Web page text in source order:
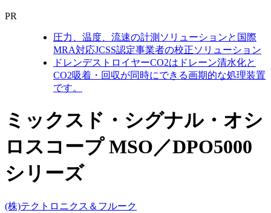
PR
圧力、温度、流速の計測ソリューションと国際
MRA対応JCSS認定事業者の校正ソリューション
ドレンデストロイヤーCO2はドレーン清水化と
CO2吸着・回収が同時にできる画期的な処理装置
です。
ミックスド・シグナル・オシ
ロスコープ MSO／DPO5000
シリーズ
(株)テクトロニクス＆フルーク